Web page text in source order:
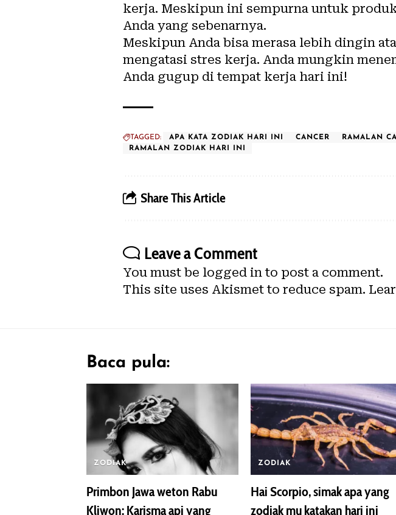
kerja. Meskipun ini sempurna untuk
Anda yang sebenarnya.
Meskipun Anda bisa merasa lebih dingin
mengatasi stres kerja. Anda mungkin
Anda gugup di tempat kerja hari ini!
TAGGED: APA KATA ZODIAK HARI INI CANCER RAMALAN
RAMALAN ZODIAK HARI INI
Share This Article
Leave a Comment
You must be logged in to post a comment.
This site uses Akismet to reduce spam.
Baca pula:
ZODIAK
Primbon Jawa weton Rabu
Kliwon: Karisma api yang
ZODIAK
Hai Scorpio, simak apa yang
zodiak mu katakan hari ini